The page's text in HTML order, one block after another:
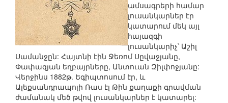
ամսագրերի համար
լուսանկարներ էր
կատարում մեկ այլ
հայազգի
լուսանկարիչ՝ Աշիլ
Սամանջըն: Հայտնի էին Ջեռոմ Սըվաջյանը,
Փափազյան եղբայրները, Անտուան Զիլփոջյանը:
Վերջինս 1882թ. Եգիպտոսում էր, և
Ալեքսանդրապոլի Ռաս էլ Թին քաղաքի գրավման
ժամանակ մեծ թվով լուսանկարներ է կատարել: